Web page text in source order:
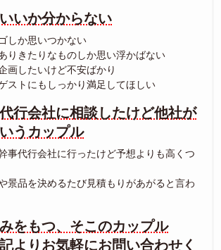
いか分からない
しか思いつかない
りきたりなものしか思い浮かばない
画したいけど不安ばかり
ストにもしっかり満足してほしい
行会社に相談したけど他社が
うカップル
事代行会社に行ったけど予想よりも高くつ
景品を決めるたび見積もりがあがると言わ
をもつ、そこのカップル
よりお気軽にお問い合わせく